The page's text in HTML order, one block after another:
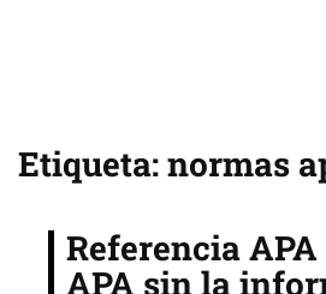
Etiqueta:normas
Referencia
APA sin la